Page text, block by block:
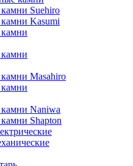
Suehiro
Kasumi
Masahiro
Naniwa
Shapton